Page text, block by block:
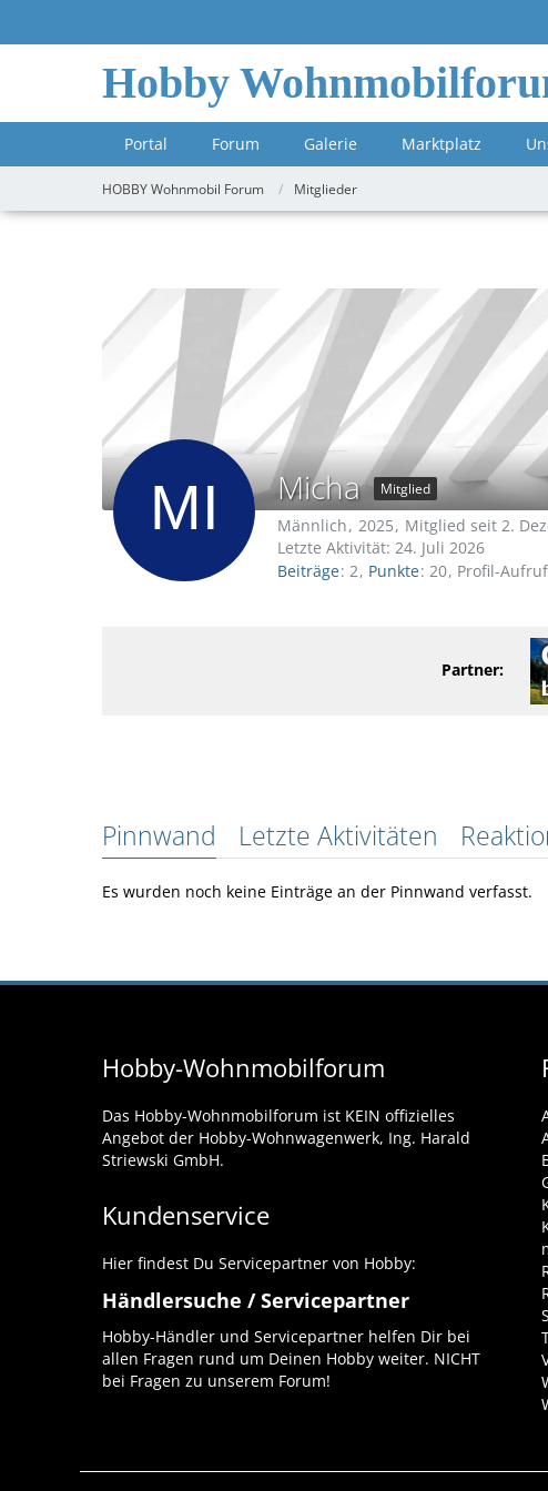
Hobby
Portal Forum Galerie Marktplatz
HOBBY Wohnmobil Forum Mitglieder
Micha Mitglied
Männlich 2025
Mitglied seit 2.
Letzte Aktivität: 24. Juli 2026
Beiträge 2 Punkte 20 Profil-
Partner:
Pinnwand Letzte Aktivitäten
Es wurden noch keine Einträge an der Pinnwand verfasst.
Hobby-Wohnmobilforum
Das Hobby-Wohnmobilforum ist KEIN offizielles
Angebot der Hobby-Wohnwagenwerk, Ing. Harald
Striewski GmbH.
Kundenservice
Hier findest Du Servicepartner von Hobby:
Händlersuche / Servicepartner
Hobby-Händler und Servicepartner helfen Dir bei
allen Fragen rund um Deinen Hobby weiter. NICHT
bei Fragen zu unserem Forum!